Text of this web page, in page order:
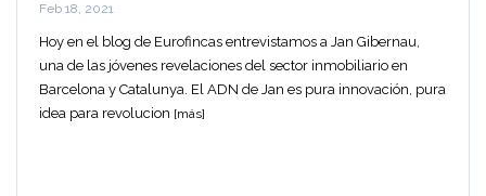
Feb 18, 2021
Hoy en el blog de Eurofincas entrevistamos a Jan Gibernau,
una de las jóvenes revelaciones del sector inmobiliario en
Barcelona y Catalunya. El ADN de Jan es pura innovación, pura
idea para revolucion [más]